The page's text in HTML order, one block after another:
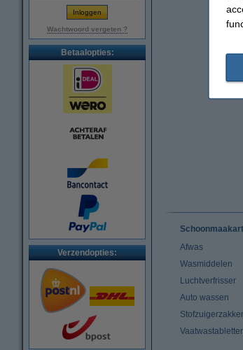
Wachtwoord vergeten ?
Betaalopties:
Verzendopties:
Afwas
Wasmiddelen
Luchtverfrisser
Auto wassen